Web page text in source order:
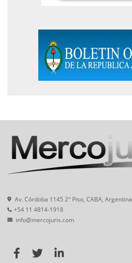
Av. Córdoba 1145 2° Piso, CABA, Argentina
+54 11 4814-1918
info@mercojuris.com